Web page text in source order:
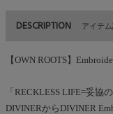
DESCRIPTION アイテ
【OWN ROOTS】
「RECKLESS LIFE=妥協
DIVINERからDIVINER